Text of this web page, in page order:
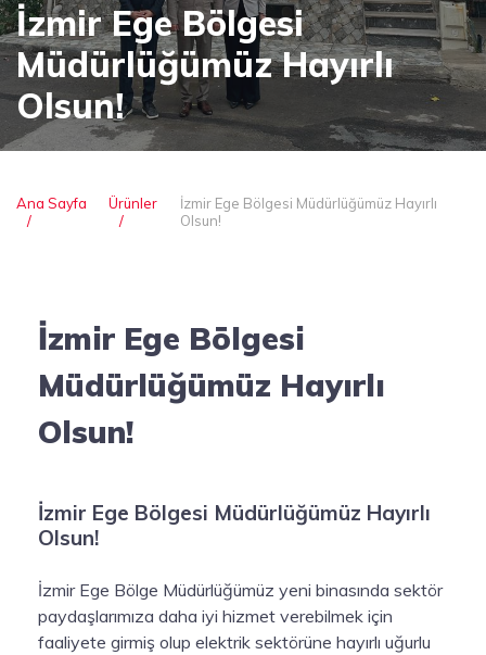
İzmir Ege Bölgesi
Müdürlüğümüz Hayırlı
Olsun!
Ana Sayfa Ürünler
İzmir Ege Bölgesi Müdürlüğümüz Hayırlı
Olsun!
İzmir Ege Bölgesi
Müdürlüğümüz Hayırlı
Olsun!
İzmir Ege Bölgesi Müdürlüğümüz Hayırlı
Olsun!
İzmir Ege Bölge Müdürlüğümüz yeni binasında sektör
paydaşlarımıza daha iyi hizmet verebilmek için
faaliyete girmiş olup elektrik sektörüne hayırlı uğurlu